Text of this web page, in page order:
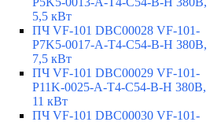
5,5 кВт
ПЧ VF-101 DBC00028 VF-101-
P7K5-0017-A-T4-C54-B-H 380В,
7,5 кВт
ПЧ VF-101 DBC00029 VF-101-
P11K-0025-A-T4-C54-B-H 380В,
11 кВт
ПЧ VF-101 DBC00030 VF-101-